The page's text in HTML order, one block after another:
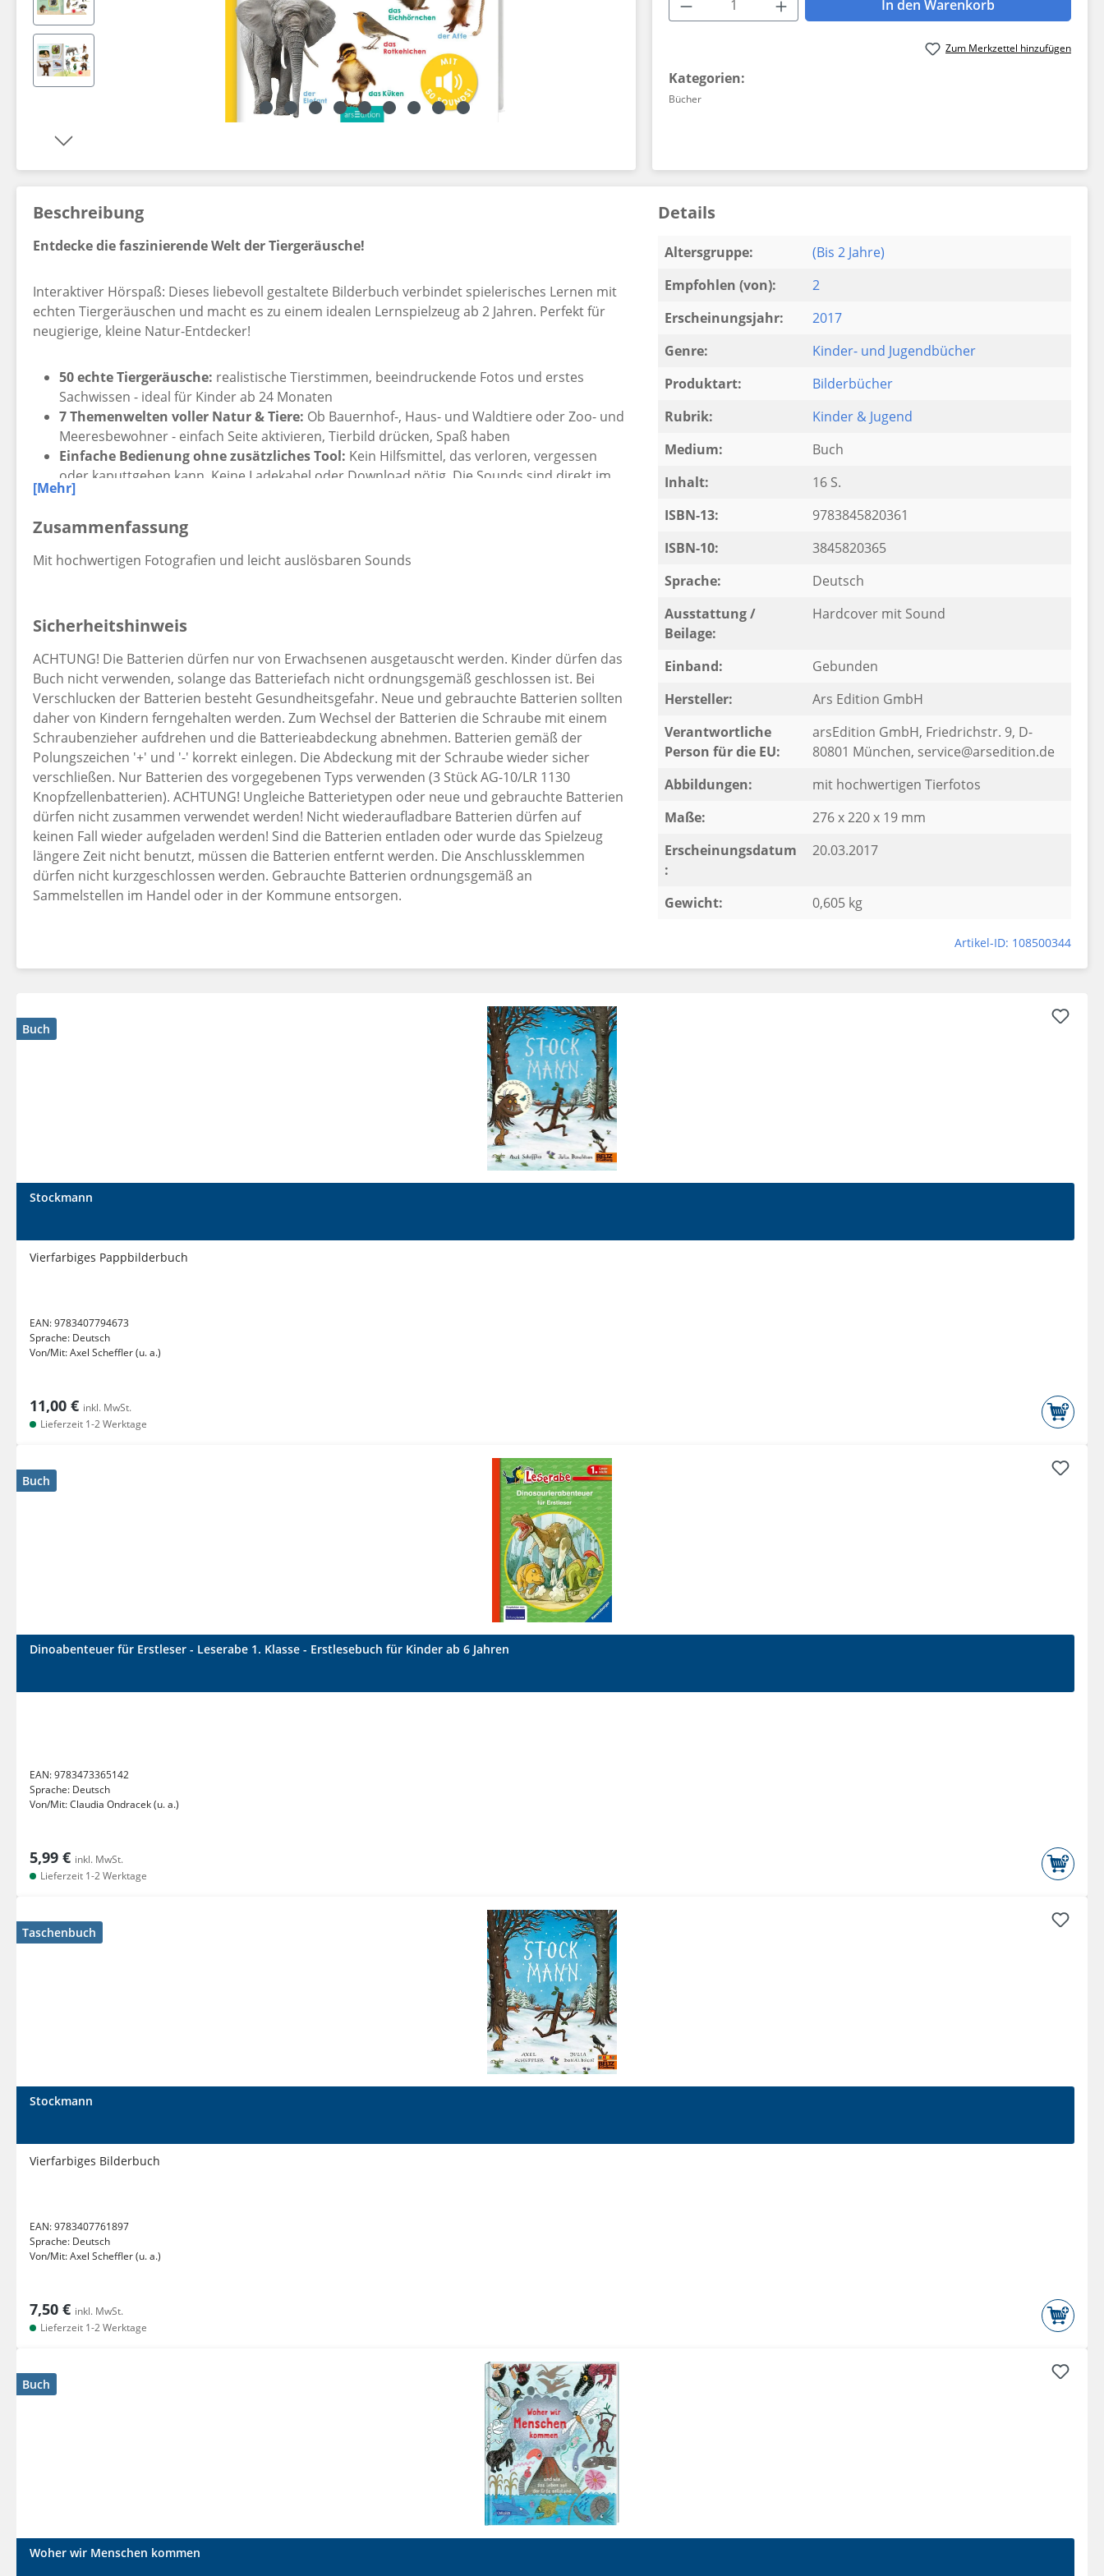
In den Warenkorb
Zum Merkzettel hinzufügen
Kategorien:
Bücher
Beschreibung
Entdecke die faszinierende Welt der Tiergeräusche!
Interaktiver Hörspaß: Dieses liebevoll gestaltete Bilderbuch verbindet spielerisches Lernen mit
echten Tiergeräuschen und macht es zu einem idealen Lernspielzeug ab 2 Jahren. Perfekt für
neugierige, kleine Natur-Entdecker!
50 echte Tiergeräusche: realistische Tierstimmen, beeindruckende Fotos und erstes
Sachwissen - ideal für Kinder ab 24 Monaten
7 Themenwelten voller Natur & Tiere: Ob Bauernhof-, Haus- und Waldtiere oder Zoo- und
Meeresbewohner - einfach Seite aktivieren, Tierbild drücken, Spaß haben
Einfache Bedienung ohne zusätzliches Tool: Kein Hilfsmittel, das verloren, vergessen
oder kaputtgehen kann. Keine Ladekabel oder Download nötig. Die Sounds sind direkt im
Buch integriert und sofort einsatzbereit
Batterien
Perfekte Geschenkidee:Ein hochwertiges Mitmachbuch mit realistischen Tierfotos und 50
Geräuschen - bereits über 300.000 begeisterte kleine Leser!
So geht's:Auf sieben abwechslungsreichen Themenseiten können Kinder Tiere aus
Zootiere bis hin zu Meeresbewohnern. Mit dem roten Button wird die Themenseite aktiviert,
anschließend auf das jeweilige Tierbild gedrückt - und schon ertönt das passende Geräusch!
Ganz ohne Zubehör. Alles steckt im Buch.
"Das große Buch der Tiergeräusche"ist eine wunderbare Geschenkidee für alle Eltern, die
nach hochwertigen Lernspielen ab 2 Jahren oder einem außergewöhnlichen Kinderbuch mit
Geräuschen suchen. Da alle Sounds bereits im Buchrücken integriert sind, ist kein Download
oder der Erwerb eines zusätzlichen Hilfsmittels nötig. Weniger Stress und Streit, mehr Freude
am Entdecken!
Ob zum Geburtstag, zu Ostern, zu Weihnachten oder einfach als liebevolle Überraschung -
dieses Soundbuch sorgt garantiert für leuchtende Kinderaugen.
[Mehr]
Zusammenfassung
Mit hochwertigen Fotografien und leicht auslösbaren Sounds
Sicherheitshinweis
ACHTUNG! Die Batterien dürfen nur von Erwachsenen ausgetauscht werden. Kinder dürfen das
Buch nicht verwenden, solange das Batteriefach nicht ordnungsgemäß geschlossen ist. Bei
Verschlucken der Batterien besteht Gesundheitsgefahr. Neue und gebrauchte Batterien sollten
daher von Kindern ferngehalten werden. Zum Wechsel der Batterien die Schraube mit einem
Schraubenzieher aufdrehen und die Batterieabdeckung abnehmen. Batterien gemäß der
Polungszeichen '+' und '-' korrekt einlegen. Die Abdeckung mit der Schraube wieder sicher
verschließen. Nur Batterien des vorgegebenen Typs verwenden (3 Stück AG-10/LR 1130
Knopfzellenbatterien). ACHTUNG! Ungleiche Batterietypen oder neue und gebrauchte Batterien
dürfen nicht zusammen verwendet werden! Nicht wiederaufladbare Batterien dürfen auf
keinen Fall wieder aufgeladen werden! Sind die Batterien entladen oder wurde das Spielzeug
längere Zeit nicht benutzt, müssen die Batterien entfernt werden. Die Anschlussklemmen
dürfen nicht kurzgeschlossen werden. Gebrauchte Batterien ordnungsgemäß an
Sammelstellen im Handel oder in der Kommune entsorgen.
Details
Altersgruppe:
(Bis 2 Jahre)
Empfohlen (von):
2
Erscheinungsjahr:
2017
Genre:
Kinder- und Jugendbücher
Produktart:
Bilderbücher
Rubrik:
Kinder & Jugend
Medium:
Buch
Inhalt:
16 S.
ISBN-13:
9783845820361
ISBN-10:
3845820365
Sprache:
Deutsch
Ausstattung /
Beilage:
Hardcover mit Sound
Einband:
Gebunden
Hersteller:
Ars Edition GmbH
Verantwortliche
Person für die EU:
arsEdition GmbH, Friedrichstr. 9, D-
80801 München, service@arsedition.de
Abbildungen:
mit hochwertigen Tierfotos
Maße:
276 x 220 x 19 mm
Erscheinungsdatum
:
20.03.2017
Gewicht: 0,605 kg
Artikel-ID: 108500344
Buch
Stockmann
Vierfarbiges Pappbilderbuch
EAN:9783407794673
Sprache: Deutsch
Von/Mit:Axel Scheffler (u. a.)
11,00 € inkl. MwSt.
Lieferzeit 1-2 Werktage
Buch
Dinoabenteuer für Erstleser - Leserabe 1. Klasse - Erstlesebuch für Kinder ab 6 Jahren
EAN:9783473365142
Sprache: Deutsch
Von/Mit:Claudia Ondracek (u. a.)
5,99 € inkl. MwSt.
Lieferzeit 1-2 Werktage
Taschenbuch
Stockmann
Vierfarbiges Bilderbuch
EAN:9783407761897
Sprache: Deutsch
Von/Mit:Axel Scheffler (u. a.)
7,50 € inkl. MwSt.
Lieferzeit 1-2 Werktage
Buch
Woher wir Menschen kommen